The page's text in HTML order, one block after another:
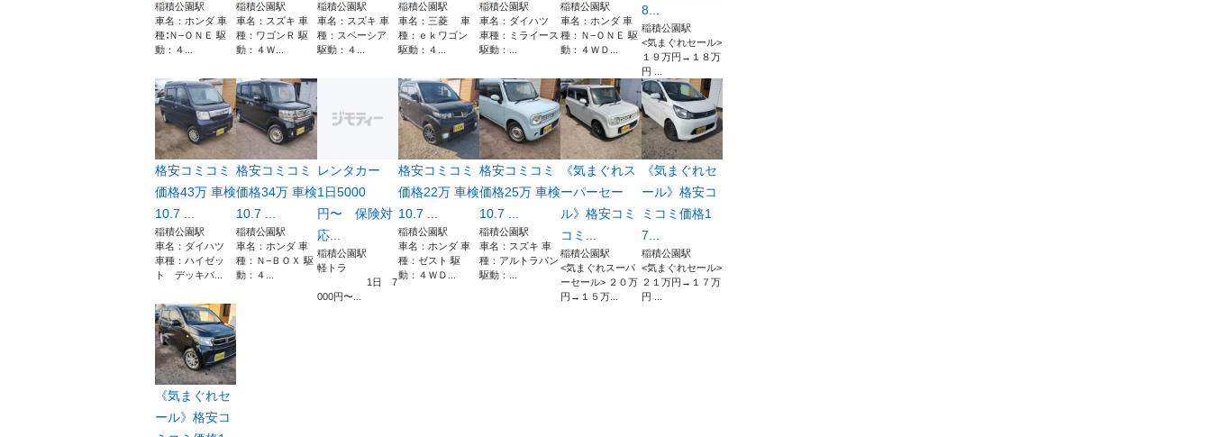
稲積公園駅
車名：ホンダ 車
種∶Ｎ−ＯＮＥ 駆
動：４...
稲積公園駅
車名：スズキ 車
種：ワゴンＲ 駆
動：４Ｗ...
稲積公園駅
車名：スズキ 車
種：スペーシア
駆動：４...
稲積公園駅
車名：三菱 車
種：ｅｋワゴン
駆動：４...
稲積公園駅
車名：ダイハツ
車種：ミライース
駆動：...
稲積公園駅
車名：ホンダ 車
種：Ｎ−ＯＮＥ 駆
動：４ＷＤ...
8...
稲積公園駅
<気まぐれセール>
１９万円→１８万
円 ...
格安コミコミ
価格43万 車検
10.7 ...
稲積公園駅
車名：ダイハツ
車種：ハイゼッ
ト デッキバ...
格安コミコミ
価格34万 車検
10.7 ...
稲積公園駅
車名：ホンダ 車
種：Ｎ−ＢＯＸ 駆
動：４...
レンタカー
1日5000
円〜 保険対
応...
稲積公園駅
軽トラ
1日 7
000円〜...
格安コミコミ
価格22万 車検
10.7 ...
稲積公園駅
車名：ホンダ 車
種：ゼスト 駆
動：４ＷＤ...
格安コミコミ
価格25万 車検
10.7 ...
稲積公園駅
車名：スズキ 車
種：アルトラパン
駆動：...
《気まぐれス
ーパーセー
ル》格安コミ
コミ...
稲積公園駅
<気まぐれスーパ
ーセール> ２０万
円→１５万...
《気まぐれセ
ール》格安コ
ミコミ価格1
7...
稲積公園駅
<気まぐれセール>
２１万円→１７万
円 ...
《気まぐれセ
ール》格安コ